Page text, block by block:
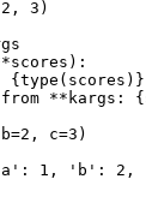
3)
**kargs:
c=3)
1, 'b': 2,